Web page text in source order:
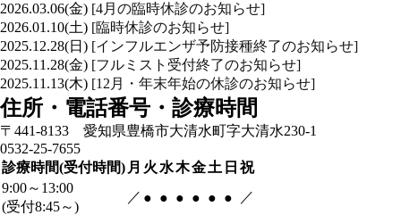
2026.03.06(金) [4月の臨時休診のお知らせ]
2026.01.10(土) [臨時休診のお知らせ]
2025.12.28(日) [インフルエンザ予防接種終了のお知らせ]
2025.11.28(金) [フルミスト受付終了のお知らせ]
2025.11.13(木) [12月・年末年始の休診のお知らせ]
住所・電話番号・診療時間
〒441-8133 愛知県豊橋市大清水町字大清水230-1
0532-25-7655
診療時間(受付時間) 月 火 水木金土 日 祝
9:00～13:00
(受付8:45～)
／ ● ● ● ● ● ●
／